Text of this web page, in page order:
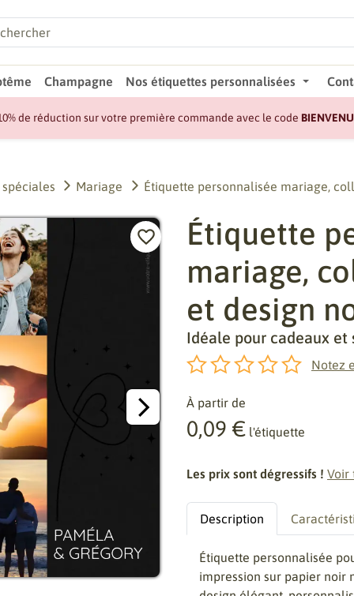
Champagne Nos étiquettes personnalisées
de réduction sur votre première commande avec le code
Mariage Étiquette personnalisée mariage,
Étiquette
mariage,
et design
Idéale pour cadeaux et
Notez
À partir de
0,09 € l'étiquette
Les prix sont dégressifs ! Voir
Description
Étiquette personnalisée
impression sur papier noir